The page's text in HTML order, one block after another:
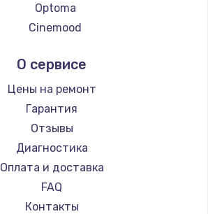
Optoma
Cinemood
Barco
Xgimi
Canon
JVC
Casio
Hiper
HITACHI
Panasonic
О сервисе
Цены на ремонт
Гарантия
Отзывы
Диагностика
Оплата и доставка
FAQ
Контакты